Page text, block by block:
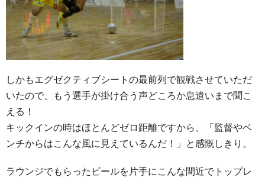
しかもエグゼクティブシートの最前列で観戦させていただ
いたので、もう選手が掛け合う声どころか息遣いまで聞こ
える！
キックインの時はほとんどゼロ距離ですから、「監督やベ
ンチからはこんな風に見えているんだ！」と感慨しきり。
ラウンジでもらったビールを片手にこんな間近でトップレ